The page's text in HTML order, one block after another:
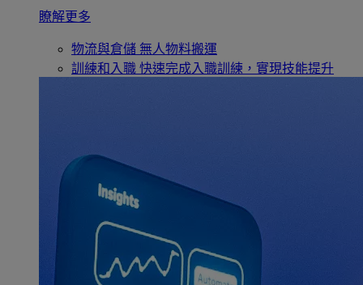
瞭解更多
物流與倉儲 無人物料搬運
訓練和入職 快速完成入職訓練，實現技能提升